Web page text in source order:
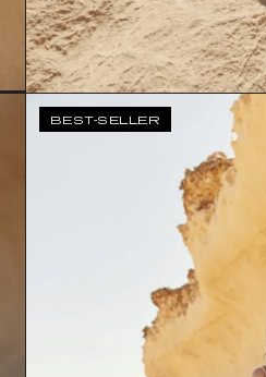
BEST-SELLER